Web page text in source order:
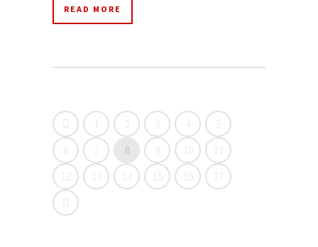
READ MORE
1 3 4
5
7 8 10
11
12
13 14 15 16 17